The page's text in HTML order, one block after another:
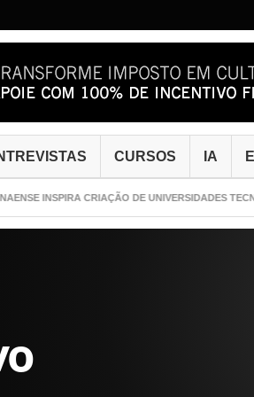
CURSOS IA
INSPIRA CRIAÇÃO DE UNIVERSIDADES